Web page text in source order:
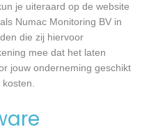
je uiteraard op de website
Numac Monitoring BV in
die zij hiervoor
mee dat het laten
jouw onderneming geschikt